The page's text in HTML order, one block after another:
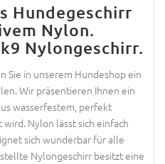
Hundegeschirr
Nylon.
Nylongeschirr.
Sie in unserem Hundeshop ein
Wir präsentieren Ihnen ein
wasserfestem, perfekt
Nylon lässt sich einfach
sich wunderbar für alle
Nylongeschirr besitzt eine